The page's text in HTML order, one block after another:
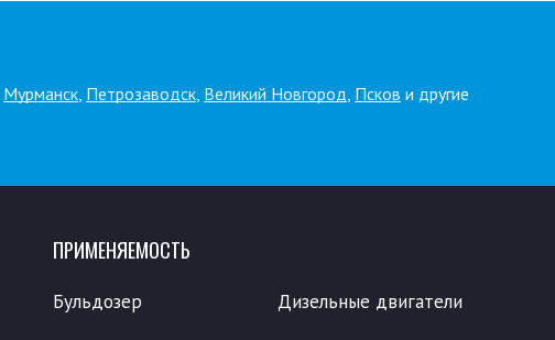
Мурманск, Петрозаводск, Великий Новгород, Псков и другие
ПРИМЕНЯЕМОСТЬ
Бульдозер
Дизельные двигатели